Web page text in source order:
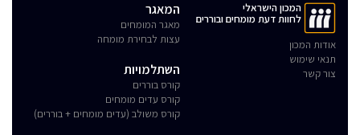
המכון הישראלי
לחוות דעת מומחים ובוררים
אודות המכון
תנאי שימוש
צור קשר
המאגר
מאגר המומחים
עצות לבחירת מומחה
השתלמויות
קורס בוררים
קורס עדים מומחים
קורס משולב (עדים מומחים + בוררים)